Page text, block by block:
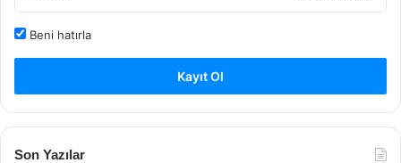
Beni hatırla
Kayıt Ol
Son Yazılar